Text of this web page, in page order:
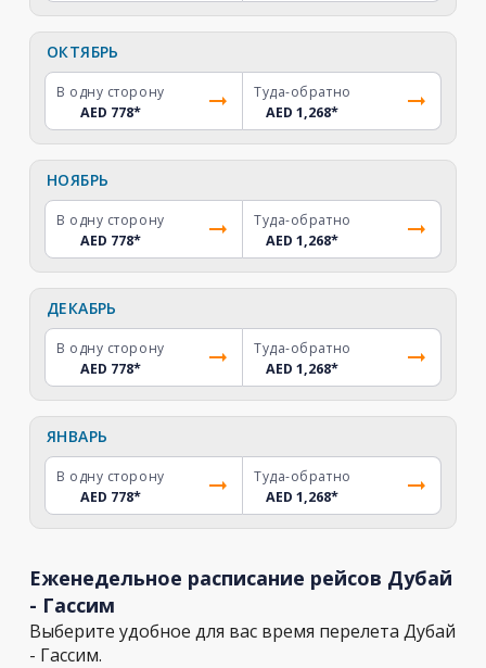
ОКТЯБРЬ
В одну сторону
AED 778*
Туда-обратно
AED 1,268*
НОЯБРЬ
В одну сторону
AED 778*
Туда-обратно
AED 1,268*
ДЕКАБРЬ
В одну сторону
AED 778*
Туда-обратно
AED 1,268*
ЯНВАРЬ
В одну сторону
AED 778*
Туда-обратно
AED 1,268*
Еженедельное расписание рейсов Дубай
- Гассим
Выберите удобное для вас время перелета Дубай
- Гассим.